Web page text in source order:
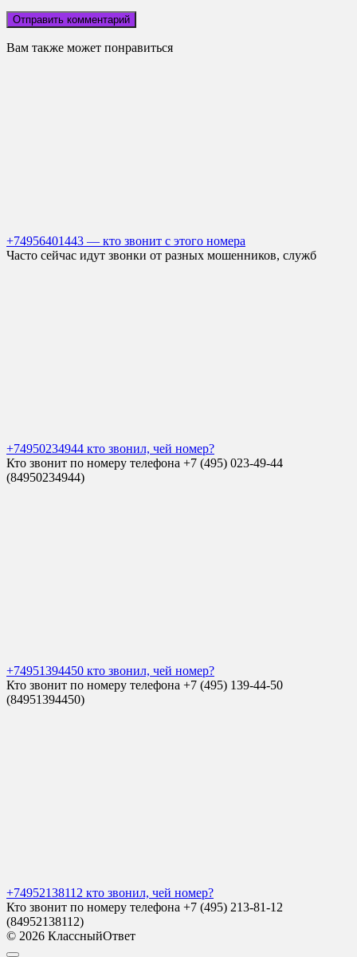
Вам также может понравиться
+74956401443 — кто звонит с этого номера
Часто сейчас идут звонки от разных мошенников, служб
+74950234944 кто звонил, чей номер?
Кто звонит по номеру телефона +7 (495) 023-49-44
(84950234944)
+74951394450 кто звонил, чей номер?
Кто звонит по номеру телефона +7 (495) 139-44-50
(84951394450)
+74952138112 кто звонил, чей номер?
Кто звонит по номеру телефона +7 (495) 213-81-12
(84952138112)
© 2026 КлассныйОтвет